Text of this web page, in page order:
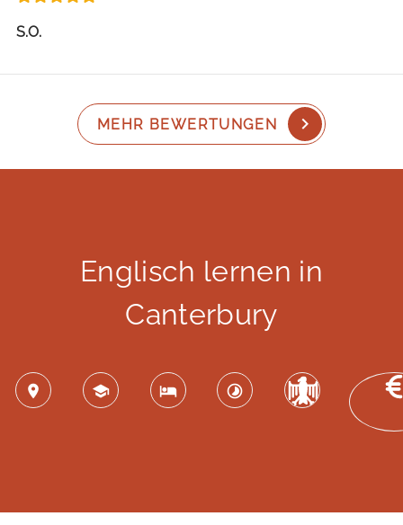
S.O.
MEHR BEWERTUNGEN
Englisch lernen in
Canterbury